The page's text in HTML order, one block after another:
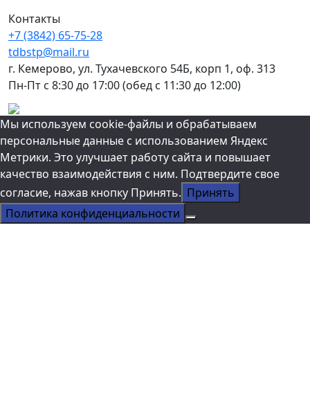
Контакты
+7 (3842) 65-75-28
tdbstp@mail.ru
г. Кемерово, ул. Тухачевского 54Б, корп 1, оф. 313
Пн-Пт с 8:30 до 17:00(обед с 11:30 до 12:00)
Прокрутка
вверх
Мы используем cookie-файлы и обрабатываем
персональные данные с использованием Яндекс
Метрики. Это улучшает работу сайта и повышает
качество взаимодействия с ним. Подтвердите свое
согласие, нажав кнопку Принять. Принять
Политика конфиденциальности